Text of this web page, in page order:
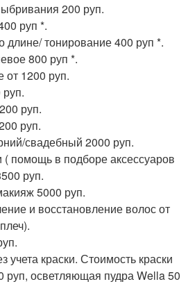
200 руп.
руп *.
тонирование 400 руп *.
800 руп *.
1200 руп.
руп.
руп.
свадебный 2000 руп.
помощь в подборе аксессуаров
руп.
5000 руп.
и восстановление волос от
учета краски. Стоимость краски
руп, осветляющая пудра Wella 50